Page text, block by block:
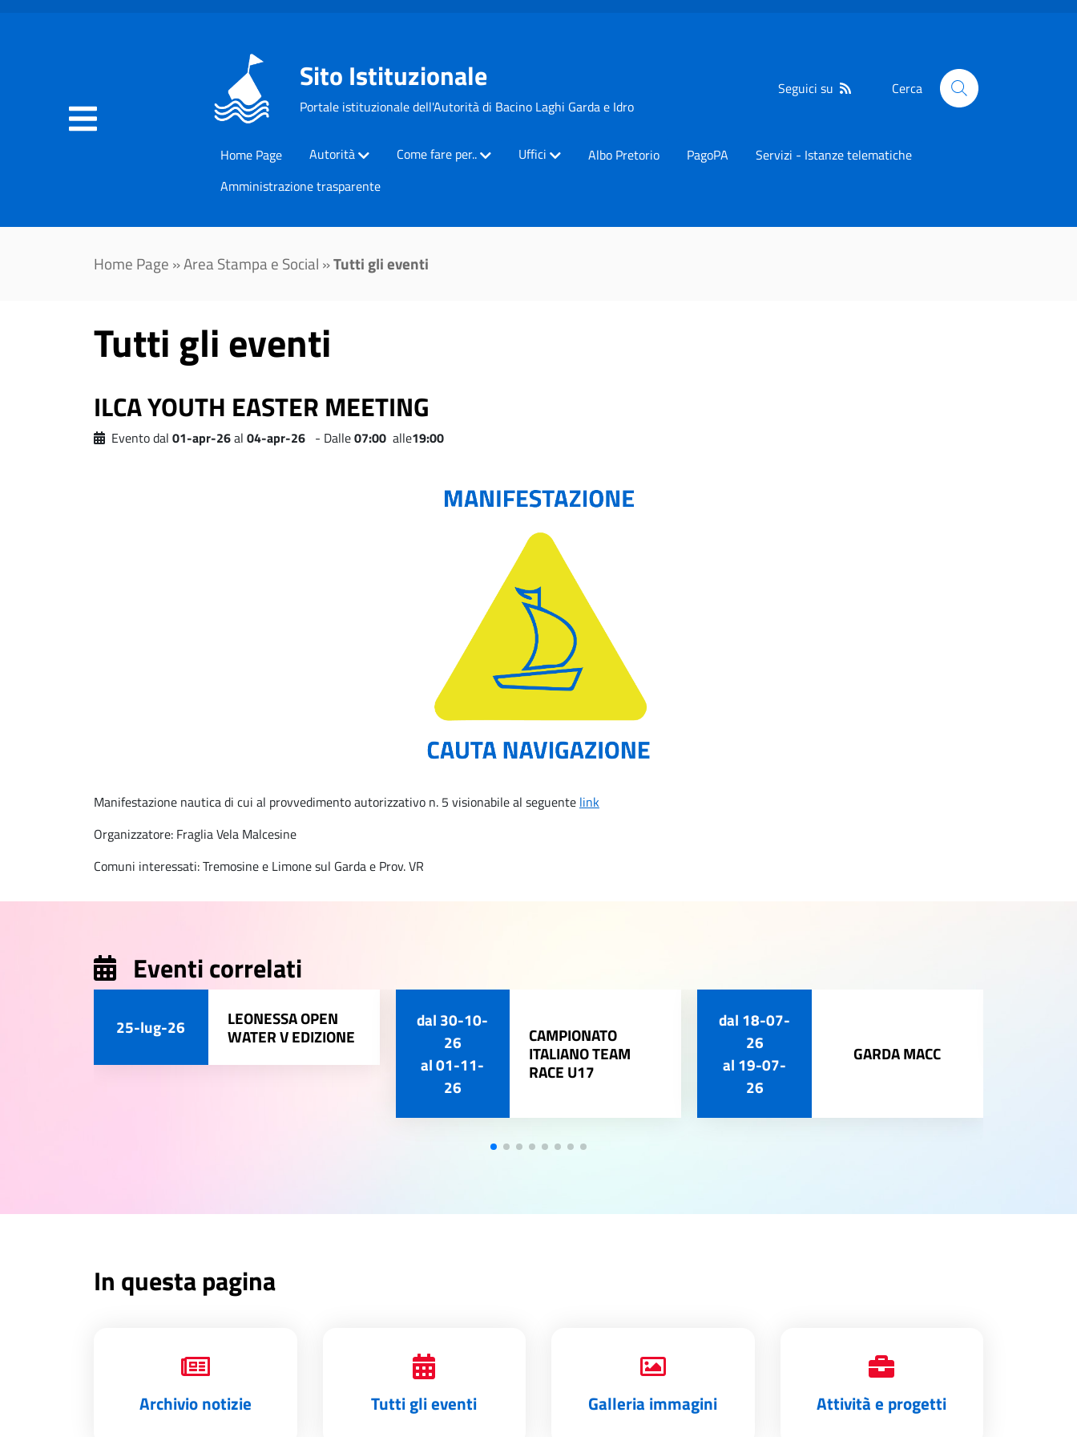
Sito Istituzionale
Portale istituzionale dell'Autorità di Bacino Laghi Garda e Idro
Seguici su Cerca
Home Page Autorità Come fare per.. Uffici Albo Pretorio PagoPA
Servizi - Istanze telematiche
Amministrazione trasparente
Home Page »Area Stampa e Social »Tutti gli eventi
Tutti gli eventi
ILCA YOUTH EASTER MEETING
Evento dal 01-apr-26al 04-apr-26 - Dalle07:00 alle19:00
Manifestazione nautica di cui al provvedimento autorizzativo n. 5 visionabile al seguente link
Organizzatore: Fraglia Vela Malcesine
Comuni interessati: Tremosine e Limone sul Garda e Prov. VR
Eventi correlati
25-lug-26 LEONESSA OPEN
WATER V EDIZIONE
dal 30-10-
26
al01-11-
26
CAMPIONATO
ITALIANO TEAM
RACE U17
dal 18-07-
26
al 19-07-
26
GARDA MACC
In questa pagina
Archivio notizie Tutti gli eventi Galleria immagini Attività e progetti